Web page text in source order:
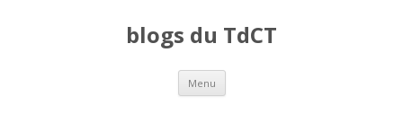
blogs du TdCT
Menu Aller au contenu principal